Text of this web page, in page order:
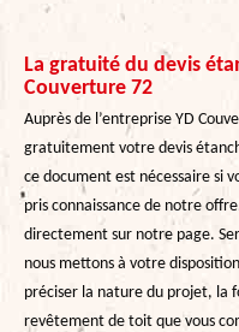
La gratuité du devis
Couverture 72
Auprès de l’entreprise YD
gratuitement votre devis
ce document est nécessaire si
pris connaissance de notre
directement sur notre page.
nous mettons à votre
préciser la nature du projet, la
revêtement de toit que vous